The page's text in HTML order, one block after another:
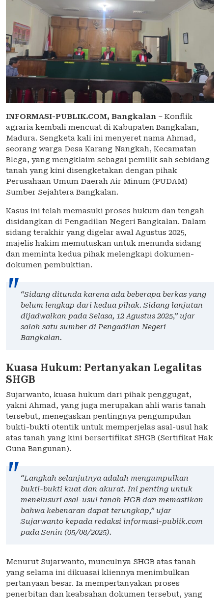
INFORMASI-PUBLIK.COM, Bangkalan – Konflik
agraria kembali mencuat di Kabupaten Bangkalan,
Madura. Sengketa kali ini menyeret nama Ahmad,
seorang warga Desa Karang Nangkah, Kecamatan
Blega, yang mengklaim sebagai pemilik sah sebidang
tanah yang kini disengketakan dengan pihak
Perusahaan Umum Daerah Air Minum (PUDAM)
Sumber Sejahtera Bangkalan.
Kasus ini telah memasuki proses hukum dan tengah
disidangkan di Pengadilan Negeri Bangkalan. Dalam
sidang terakhir yang digelar awal Agustus 2025,
majelis hakim memutuskan untuk menunda sidang
dan meminta kedua pihak melengkapi dokumen-
dokumen pembuktian.
“Sidang ditunda karena ada beberapa berkas yang
belum lengkap dari kedua pihak. Sidang lanjutan
dijadwalkan pada Selasa, 12 Agustus 2025,” ujar
salah satu sumber di Pengadilan Negeri
Bangkalan.
Kuasa Hukum: Pertanyakan Legalitas
SHGB
Sujarwanto, kuasa hukum dari pihak penggugat,
yakni Ahmad, yang juga merupakan ahli waris tanah
tersebut, menegaskan pentingnya pengumpulan
bukti-bukti otentik untuk memperjelas asal-usul hak
atas tanah yang kini bersertifikat SHGB (Sertifikat Hak
Guna Bangunan).
“Langkah selanjutnya adalah mengumpulkan
bukti-bukti kuat dan akurat. Ini penting untuk
menelusuri asal-usul tanah HGB dan memastikan
bahwa kebenaran dapat terungkap,” ujar
Sujarwanto kepada redaksi informasi-publik.com
pada Senin (05/08/2025).
Menurut Sujarwanto, munculnya SHGB atas tanah
yang selama ini dikuasai kliennya menimbulkan
pertanyaan besar. Ia mempertanyakan proses
penerbitan dan keabsahan dokumen tersebut, yang